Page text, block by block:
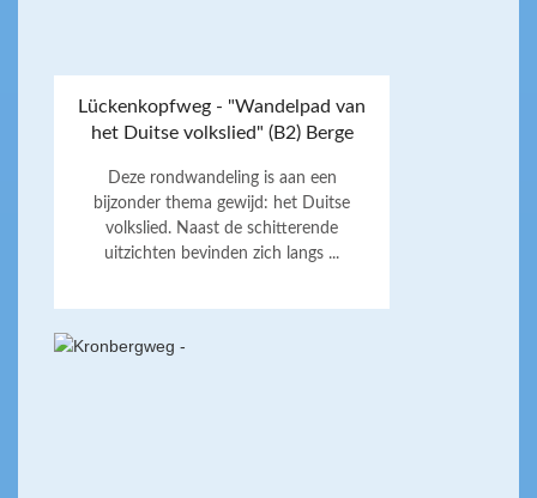
Lückenkopfweg - "Wandelpad van
het Duitse volkslied" (B2) Berge
Deze rondwandeling is aan een
bijzonder thema gewijd: het Duitse
volkslied. Naast de schitterende
uitzichten bevinden zich langs ...